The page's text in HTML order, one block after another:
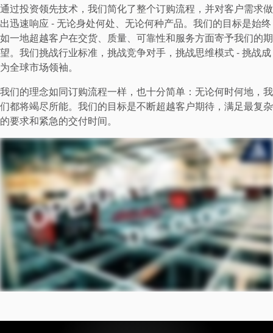
认证和标准
联系我们
地点
文章
可持续发展
通过投资领先技术，我们简化了整个订购流程，并对客户需求做
出迅速响应 - 无论身处何处、无论何种产品。我们的目标是始终
如一地超越客户在交货、质量、可靠性和服务方面寄予我们的期
望。我们挑战行业标准，挑战竞争对手，挑战思维模式 - 挑战成
为全球市场领袖。
我们的理念如同订购流程一样，也十分简单：无论何时何地，我
们都将竭尽所能。我们的目标是不断超越客户期待，满足最复杂
的要求和紧急的交付时间。